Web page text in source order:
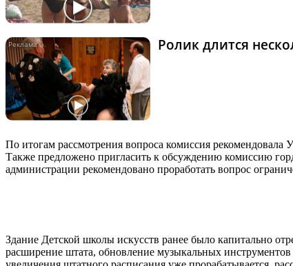
Ролик длится
По итогам рассмотрения вопроса комиссия
Также предложено пригласить к обсуждению комиссию
администрации рекомендовано проработать вопрос
Здание Детской школы искусств ранее было капитально
расширение штата, обновление музыкальных